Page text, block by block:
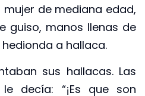
de mediana edad,
guiso, manos llenas de
a hallaca.
sus hallacas. Las
decía: “¡Es que son